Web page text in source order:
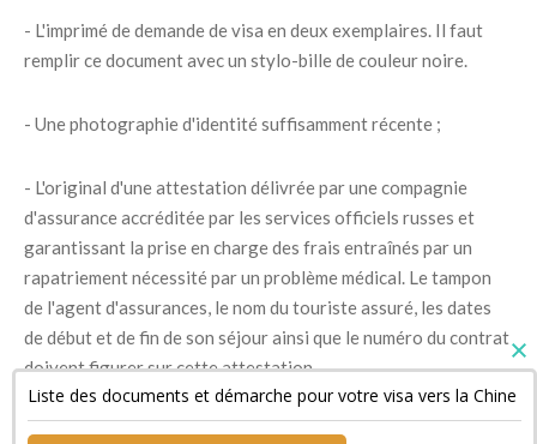
- L'imprimé de demande de visa en deux exemplaires. Il faut
remplir ce document avec un stylo-bille de couleur noire.
- Une photographie d'identité suffisamment récente ;
- L'original d'une attestation délivrée par une compagnie
d'assurance accréditée par les services officiels russes et
garantissant la prise en charge des frais entraînés par un
rapatriement nécessité par un problème médical. Le tampon
de l'agent d'assurances, le nom du touriste assuré, les dates
de début et de fin de son séjour ainsi que le numéro du contrat
doivent figurer sur cette attestation.
- Un document confirmant la réservation de sa chambre
Liste des documents et démarche pour votre visa vers la Chine